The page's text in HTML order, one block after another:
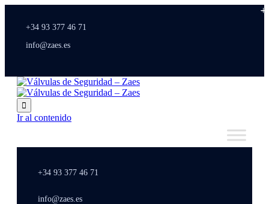
+34 93 377 46 71
info@zaes.es

Ir al contenido
+34 93 377 46 71
info@zaes.es